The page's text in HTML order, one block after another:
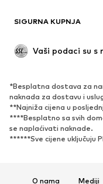
OBUĆA
Novo
Otvorena obuća
SPORT
Sportska odjeća
SIGURNA KUPNJA
Vaši podaci su s
*Besplatna dostava za
naknada za dostavu i
**Najniža cijena u
****Besplatno sa svih
se naplaćivati ​​naknade.
******Sve cijene uključuju
O nama Mediji